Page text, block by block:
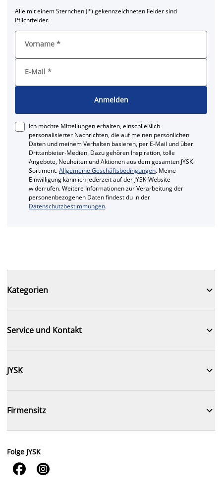
Alle mit einem Sternchen (*) gekennzeichneten Felder sind
Pflichtfelder.
Vorname *
E-Mail *
Anmelden
Ich möchte Mitteilungen erhalten, einschließlich
personalisierter Nachrichten, die auf meinen persönlichen
Daten und meinem Verhalten basieren, per E-Mail und über
Drittanbieter-Medien. Dazu gehören Inspiration, tolle
Angebote, Neuheiten und Aktionen aus dem gesamten JYSK-
Sortiment.Allgemeine Geschäftsbedingungen. Meine
Einwilligung kann ich jederzeit auf der JYSK-Website
widerrufen. Weitere Informationen zur Verarbeitung der
personenbezogenen Daten findest du in der
Datenschutzbestimmungen.
Kategorien 
Service und Kontakt 
JYSK 
Firmensitz 
Folge JYSK
 